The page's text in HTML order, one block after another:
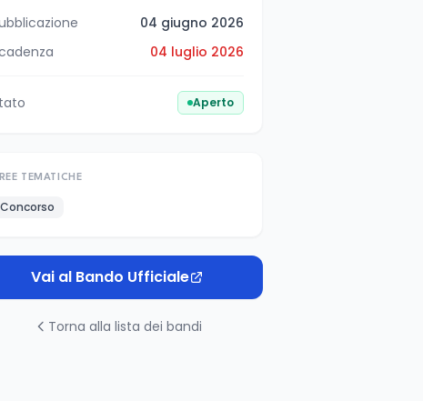
04 giugno 2026
04 luglio 2026
Aperto
TEMATICHE
Concorso
Vai al Bando Ufficiale
Torna alla lista dei bandi